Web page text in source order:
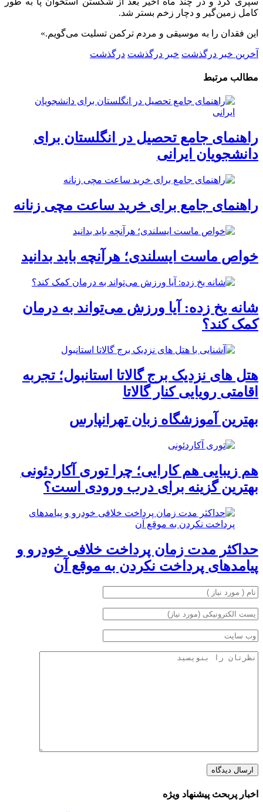
کامل زمین‌گیر و دچار زخم بستر شد.
این فقدان را به موسیقی و مردم ترکمن تسلیت می‌گویم.»
آخرین خبر درگذشت خبر درگذشت درگذشت
مطالب مرتبط
راهنمای جامع تحصیل در انگلستان برای
دانشجویان ایرانی
راهنمای جامع برای خرید ساعت مچی زنانه
خواص ماست ایسلندی؛ هرآنچه باید بدانید
شانه یخ زده: آیا ورزش می‌تواند به درمان
کمک کند؟
هتل های نزدیک برج گالاتا استانبول؛ تجربه
اقامتی رویایی کنار گالاتا
بهترین آموزشگاه زبان تهرانپارس
هم زیبایی هم کارایی؛ چرا توری آکاردئونی
بهترین گزینه برای درب ورودی است؟
حداکثر مدت زمان پرداخت خلافی خودرو و
پیامدهای پرداخت نکردن به موقع آن
اخبار پربحث پیشنهاد ویژه